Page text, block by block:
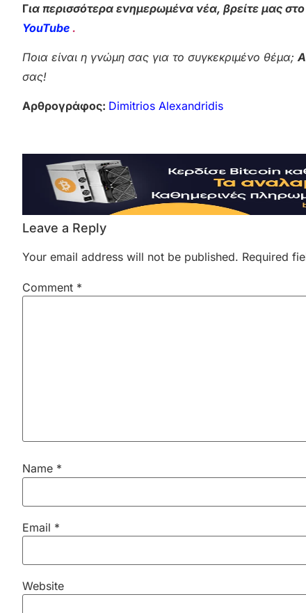
Για περισσότερα ενημερωμένα νέα, βρείτε μας στο
YouTube .
Ποια είναι η γνώμη σας για το συγκεκριμένο θέμα;
σας!
Αρθρογράφος: Dimitrios Alexandridis
Leave a Reply
Your email address will not be published. Required
Comment *
Name *
Email *
Website